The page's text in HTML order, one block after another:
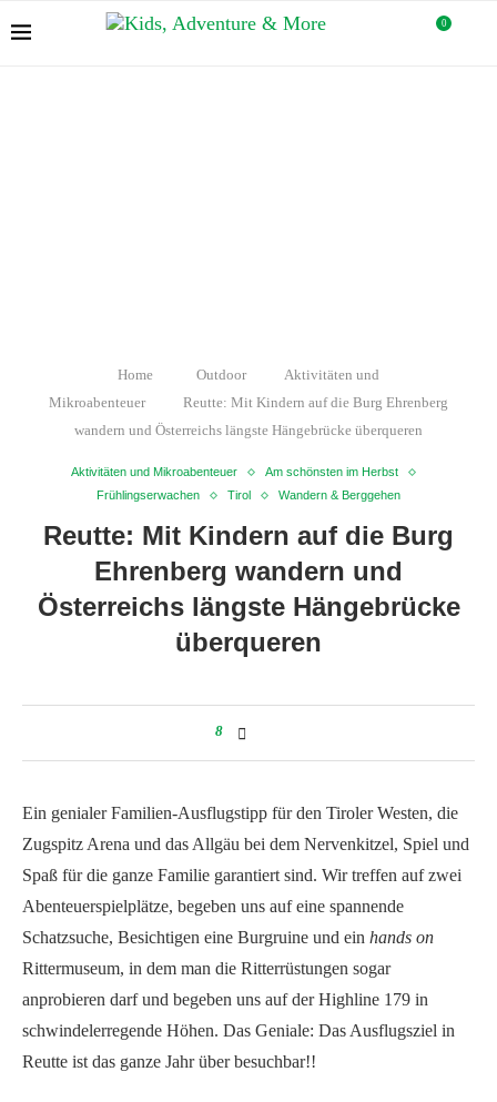
0
Home Outdoor
Aktivitäten und
Mikroabenteuer
Reutte: Mit Kindern auf die Burg Ehrenberg
wandern und Österreichs längste Hängebrücke überqueren
Aktivitäten und Mikroabenteuer
Am schönsten im Herbst
Frühlingserwachen
Tirol Wandern & Berggehen
Reutte: Mit Kindern auf die Burg
Ehrenberg wandern und
Österreichs längste Hängebrücke
überqueren
8
Ein genialer Familien-Ausflugstipp für den Tiroler Westen, die
Zugspitz Arena und das Allgäu bei dem Nervenkitzel, Spiel und
Spaß für die ganze Familie garantiert sind. Wir treffen auf zwei
Abenteuerspielplätze, begeben uns auf eine spannende
Schatzsuche, Besichtigen eine Burgruine und ein hands on
Rittermuseum, in dem man die Ritterrüstungen sogar
anprobieren darf und begeben uns auf der Highline 179 in
schwindelerregende Höhen. Das Geniale: Das Ausflugsziel in
Reutte ist das ganze Jahr über besuchbar!!